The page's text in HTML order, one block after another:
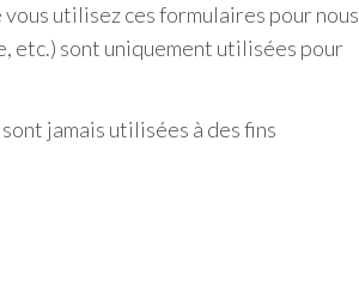
utilisez ces formulaires pour nous
etc.) sont uniquement utilisées pour
jamais utilisées à des fins